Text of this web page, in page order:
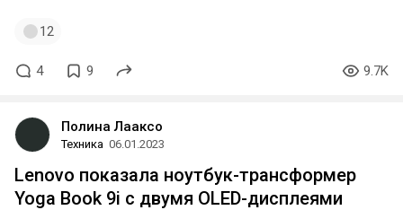
12
4 9 9.7K
Полина Лааксо
Техника 06.01.2023
Lenovo показала ноутбук-трансформер
Yoga Book 9i с двумя OLED-дисплеями